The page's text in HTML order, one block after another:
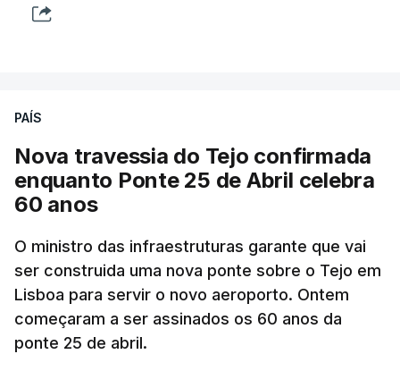
PAÍS
Nova travessia do Tejo confirmada
enquanto Ponte 25 de Abril celebra
60 anos
O ministro das infraestruturas garante que vai
ser construida uma nova ponte sobre o Tejo em
Lisboa para servir o novo aeroporto. Ontem
começaram a ser assinados os 60 anos da
ponte 25 de abril.